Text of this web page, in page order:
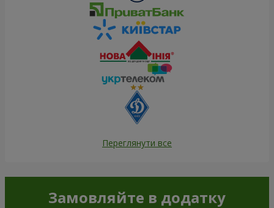
Переглянути все
Замовляйте в додатку